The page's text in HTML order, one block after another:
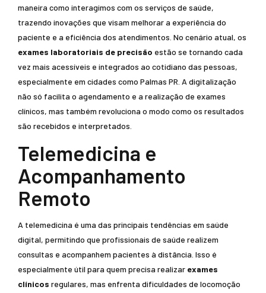
maneira como interagimos com os serviços de saúde,
trazendo inovações que visam melhorar a experiência do
paciente e a eficiência dos atendimentos. No cenário atual, os
exames laboratoriais de precisão estão se tornando cada
vez mais acessíveis e integrados ao cotidiano das pessoas,
especialmente em cidades como Palmas PR. A digitalização
não só facilita o agendamento e a realização de exames
clínicos, mas também revoluciona o modo como os resultados
são recebidos e interpretados.
Telemedicina e
Acompanhamento
Remoto
A telemedicina é uma das principais tendências em saúde
digital, permitindo que profissionais de saúde realizem
consultas e acompanhem pacientes à distância. Isso é
especialmente útil para quem precisa realizar exames
clínicos regulares, mas enfrenta dificuldades de locomoção